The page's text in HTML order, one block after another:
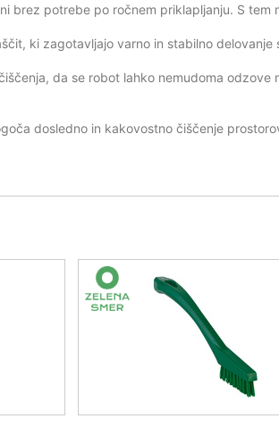
brez potrebe po ročnem priklapljanju. S
ki zagotavljajo varno in stabilno
da se robot lahko nemudoma
dosledno in kakovostno čiščenje